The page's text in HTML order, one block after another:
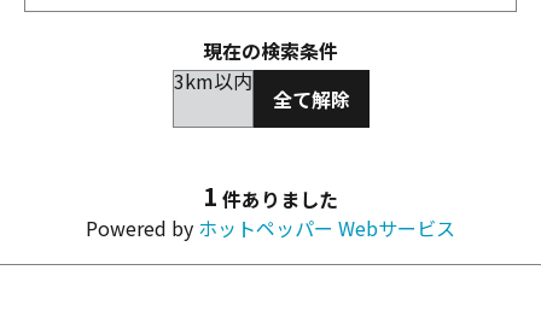
現在の検索条件
3km以内
全て解除
1 件ありました
Powered by ホットペッパー Webサービス